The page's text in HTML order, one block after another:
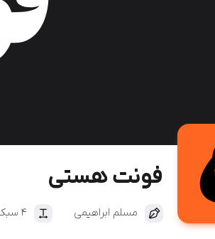
ایران شارپ
فونت هستی
مسلم ابراهیمی ۴ سبک